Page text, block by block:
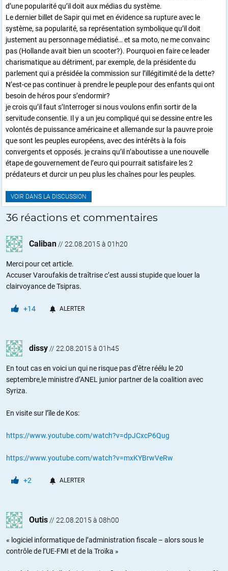
d’une popularité qu’il doit aux médias du système.
Le dernier billet de Sapir qui met en évidence sa rupture avec le
système, sa popularité, sa représentation symbolique qu’il doit
justement au personnage médiatisé… et sa moto, ne me convainc
pas (Hollande avait bien un scooter?). Pourquoi en faire ce leader
charismatique au détriment, par exemple, de la présidente du
parlement qui a présidée la commission sur l’illégitimité de la dette?
N’est-ce pas continuer à prendre le peuple pour des enfants qui ont
besoin de héros pour s’endormir?
je crois qu’il faut s’Interroger si nous voulons enfin sortir de la
servitude consentie. Il y a un jeu compliqué qui se dessine entre les
volontés de puissance américaine et allemande sur la pauvre proie
que sont les peuples européens, avec des intérêts à la fois
convergents et opposés. je crains qu’il n’aboutisse a une nouvelle
étape de gouvernement de l’euro qui pourrait satisfaire les 2
prédateurs et durcir un peu plus les chaînes pour les peuples.
VOIR DANS LA DISCUSSION
36 réactions et commentaires
Caliban// 22.08.2015 à 01h20
Merci pour cet article.
Accuser Varoufakis de traîtrise c’est aussi stupide que louer la
clairvoyance de Tsipras.
+14 ALERTER
dissy// 22.08.2015 à 01h45
En tout cas en voici un qui ne risque pas d’être réélu le 20
septembre,le ministre d’ANEL junior partner de la coalition avec
Syriza.
En visite sur l’île de Kos:
https://www.youtube.com/watch?v=dpJCxcP6Qug
https://www.youtube.com/watch?v=mxKYBrwVeRw
+2 ALERTER
Outis// 22.08.2015 à 08h00
« logiciel informatique de l’administration fiscale – alors sous le
contrôle de l’UE-FMI et de la Troïka »